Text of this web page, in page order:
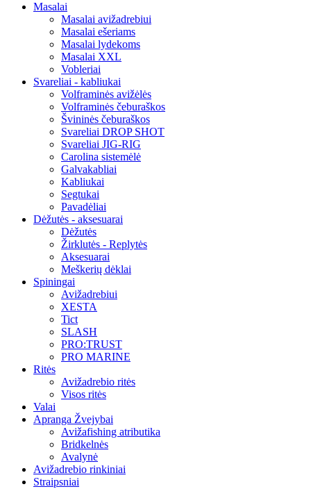
Masalai
Masalai avižadrebiui
Masalai ešeriams
Masalai lydekoms
Masalai XXL
Vobleriai
Svareliai - kabliukai
Volframinės avižėlės
Volframinės čeburaškos
Švininės čeburaškos
Svareliai DROP SHOT
Svareliai JIG-RIG
Carolina sistemėlė
Galvakabliai
Kabliukai
Segtukai
Pavadėliai
Dėžutės - aksesuarai
Dėžutės
Žirklutės - Replytės
Aksesuarai
Meškerių dėklai
Spiningai
Avižadrebiui
XESTA
Tict
SLASH
PRO:TRUST
PRO MARINE
Ritės
Avižadrebio ritės
Visos ritės
Valai
Apranga Žvejybai
Avižafishing atributika
Bridkelnės
Avalynė
Avižadrebio rinkiniai
Straipsniai